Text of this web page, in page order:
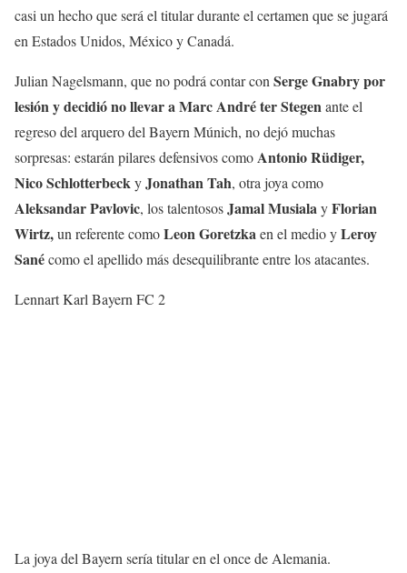
casi un hecho que será el titular durante el certamen que se jugará
en Estados Unidos, México y Canadá.
Julian Nagelsmann, que no podrá contar con Serge Gnabry por
lesión y decidió no llevar a Marc André ter Stegenante el
regreso del arquero del Bayern Múnich, no dejó muchas
sorpresas: estarán pilares defensivos comoAntonio Rüdiger,
Nico SchlotterbeckyJonathan Tah, otra joya como
Aleksandar Pavlovic, los talentososJamal MusialayFlorian
Wirtz,un referente comoLeon Goretzkaen el medio yLeroy
Sanécomo el apellido más desequilibrante entre los atacantes.
Lennart Karl Bayern FC 2
La joya del Bayern sería titular en el once de Alemania.